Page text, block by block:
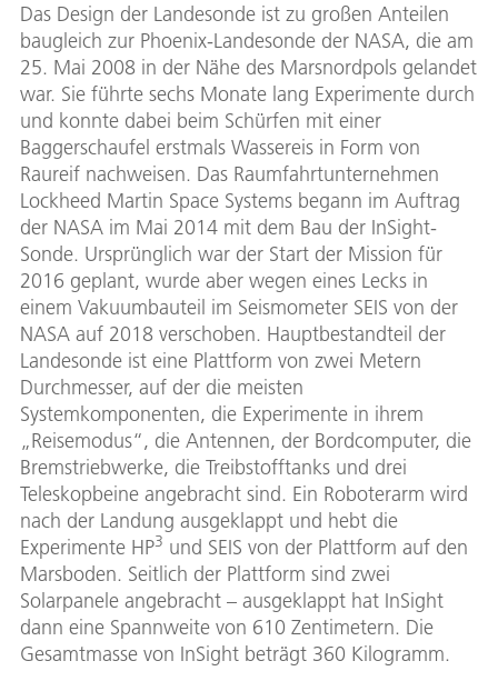
Das Design der Landesonde ist zu großen Anteilen
baugleich zur Phoenix-Landesonde der NASA, die am
25. Mai 2008 in der Nähe des Marsnordpols gelandet
war. Sie führte sechs Monate lang Experimente durch
und konnte dabei beim Schürfen mit einer
Baggerschaufel erstmals Wassereis in Form von
Raureif nachweisen. Das Raumfahrtunternehmen
Lockheed Martin Space Systems begann im Auftrag
der NASA im Mai 2014 mit dem Bau der InSight-
Sonde. Ursprünglich war der Start der Mission für
2016 geplant, wurde aber wegen eines Lecks in
einem Vakuumbauteil im Seismometer SEIS von der
NASA auf 2018 verschoben. Hauptbestandteil der
Landesonde ist eine Plattform von zwei Metern
Durchmesser, auf der die meisten
Systemkomponenten, die Experimente in ihrem
„Reisemodus“, die Antennen, der Bordcomputer, die
Bremstriebwerke, die Treibstofftanks und drei
Teleskopbeine angebracht sind. Ein Roboterarm wird
nach der Landung ausgeklappt und hebt die
Experimente HP3 und SEIS von der Plattform auf den
Marsboden. Seitlich der Plattform sind zwei
Solarpanele angebracht – ausgeklappt hat InSight
dann eine Spannweite von 610 Zentimetern. Die
Gesamtmasse von InSight beträgt 360 Kilogramm.